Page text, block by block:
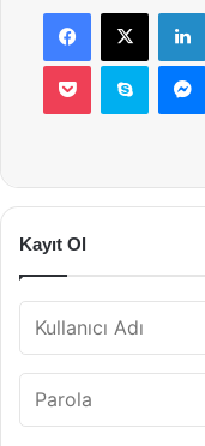
Facebook
X
Pocket Skype
Kayıt Ol